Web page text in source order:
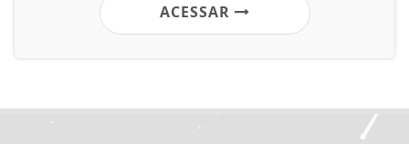
ACESSAR